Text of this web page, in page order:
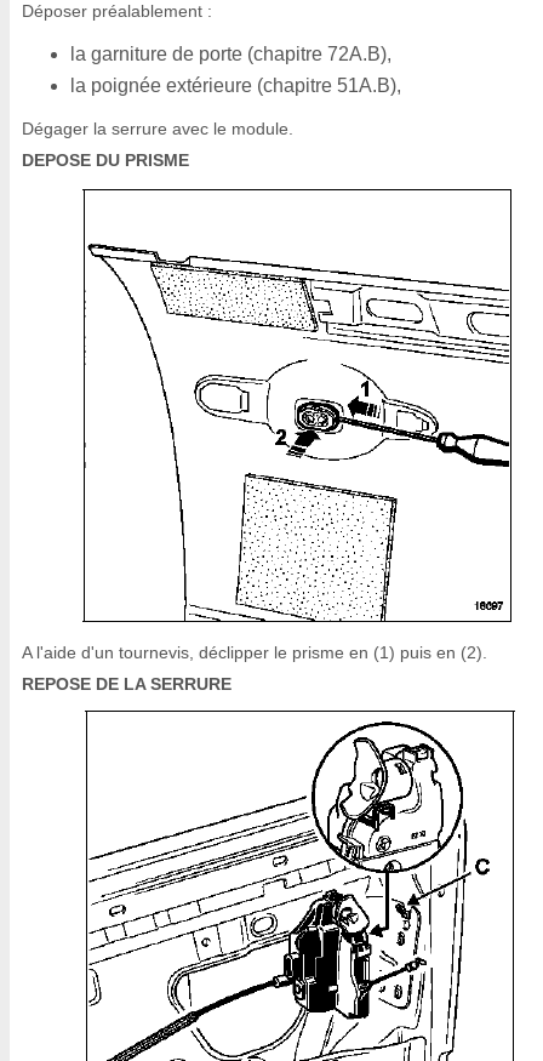
Déposer préalablement :
la garniture de porte (chapitre 72A.B),
la poignée extérieure (chapitre 51A.B),
Dégager la serrure avec le module.
DEPOSE DU PRISME
A l'aide d'un tournevis, déclipper le prisme en (1) puis en (2).
REPOSE DE LA SERRURE